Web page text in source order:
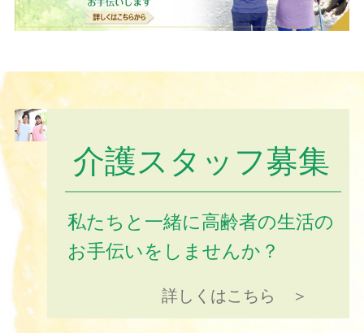
介護スタッフ募集
私たちと一緒に高齢者の生活の
お手伝いをしませんか？
詳しくはこちら ＞